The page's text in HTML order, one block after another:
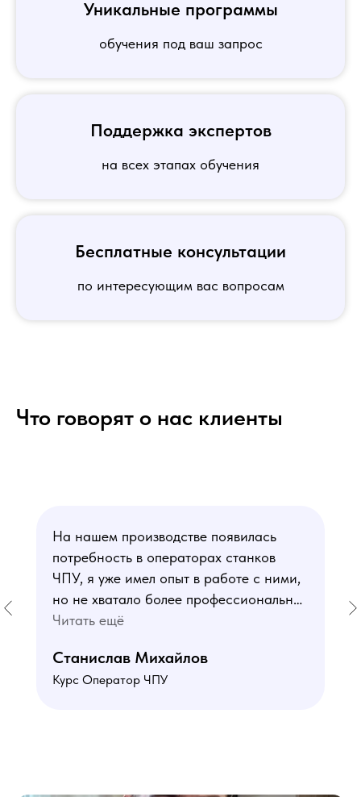
Уникальные программы
обучения под ваш запрос
Поддержка экспертов
на всех этапах обучения
Бесплатные консультации
по интересующим вас вопросам
Что говорят о нас клиенты
На нашем производстве появилась
потребность в операторах станков
ЧПУ, я уже имел опыт в работе с ними,
но не хватало более профессиональных
знаний. В курсе мне понравился блок
и программированию - это как раз то,
чего мне не хватало. Преподаватели
Читать ещё
Станислав Михайлов
Курс Оператор ЧПУ